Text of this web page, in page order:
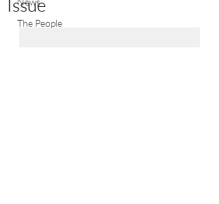
The People
Issue